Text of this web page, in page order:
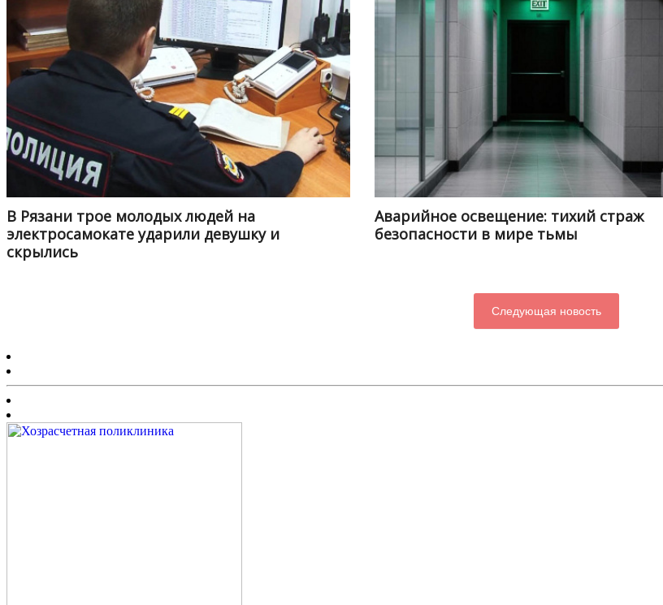
В Рязани трое молодых людей на
электросамокате ударили девушку и
скрылись
Аварийное освещение: тихий страж
безопасности в мире тьмы
Следующая новость